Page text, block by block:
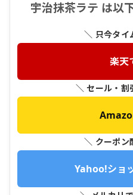
宇治抹茶ラテ は以
＼ 只今タイ
楽天
＼ セール・割
＼ クーポン
Yahoo!ショ